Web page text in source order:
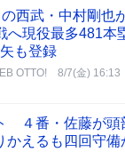
の西武・中村剛
へ現役最多481
も登録
OTTO! 8/7(金) 16:13
４番・佐藤が頭
えるも四回守